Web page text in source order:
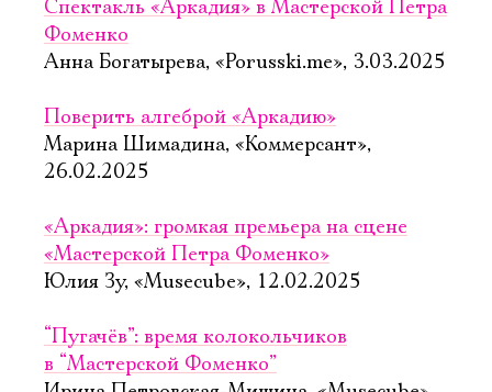
Спектакль «Аркадия» в Мастерской Петра
Фоменко
Анна Богатырева, «Porusski.me», 3.03.2025
Поверить алгеброй «Аркадию»
Марина Шимадина, «Коммерсант»,
26.02.2025
«Аркадия»: громкая премьера на сцене
«Мастерской Петра Фоменко»
Юлия Зу, «Musecube», 12.02.2025
“Пугачёв”: время колокольчиков
в “Мастерской Фоменко”